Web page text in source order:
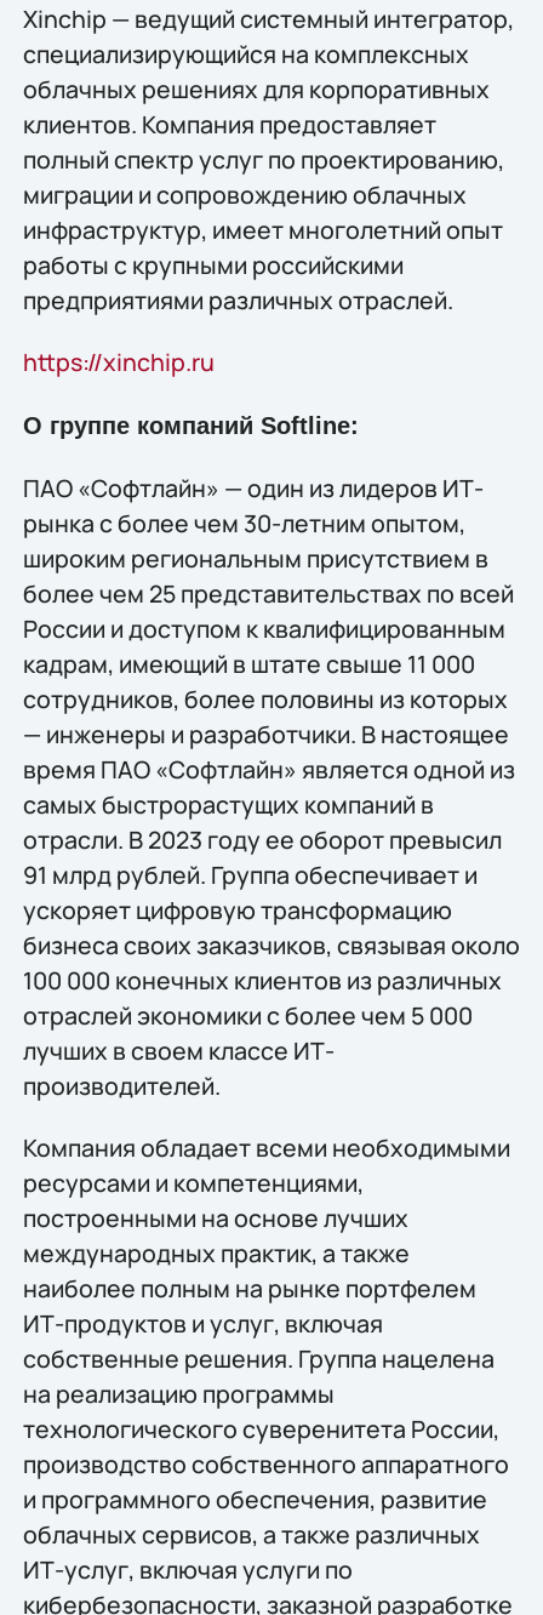
Xinchip — ведущий системный интегратор,
специализирующийся на комплексных
облачных решениях для корпоративных
клиентов. Компания предоставляет
полный спектр услуг по проектированию,
миграции и сопровождению облачных
инфраструктур, имеет многолетний опыт
работы с крупными российскими
предприятиями различных отраслей.
https://xinchip.ru
О группе компаний Softline:
ПАО «Софтлайн» — один из лидеров ИТ-
рынка с более чем 30-летним опытом,
широким региональным присутствием в
более чем 25 представительствах по всей
России и доступом к квалифицированным
кадрам, имеющий в штате свыше 11 000
сотрудников, более половины из которых
— инженеры и разработчики. В настоящее
время ПАО «Софтлайн» является одной из
самых быстрорастущих компаний в
отрасли. В 2023 году ее оборот превысил
91 млрд рублей. Группа обеспечивает и
ускоряет цифровую трансформацию
бизнеса своих заказчиков, связывая около
100 000 конечных клиентов из различных
отраслей экономики с более чем 5 000
лучших в своем классе ИТ-
производителей.
Компания обладает всеми необходимыми
ресурсами и компетенциями,
построенными на основе лучших
международных практик, а также
наиболее полным на рынке портфелем
ИТ-продуктов и услуг, включая
собственные решения. Группа нацелена
на реализацию программы
технологического суверенитета России,
производство собственного аппаратного
и программного обеспечения, развитие
облачных сервисов, а также различных
ИТ-услуг, включая услуги по
кибербезопасности, заказной разработке